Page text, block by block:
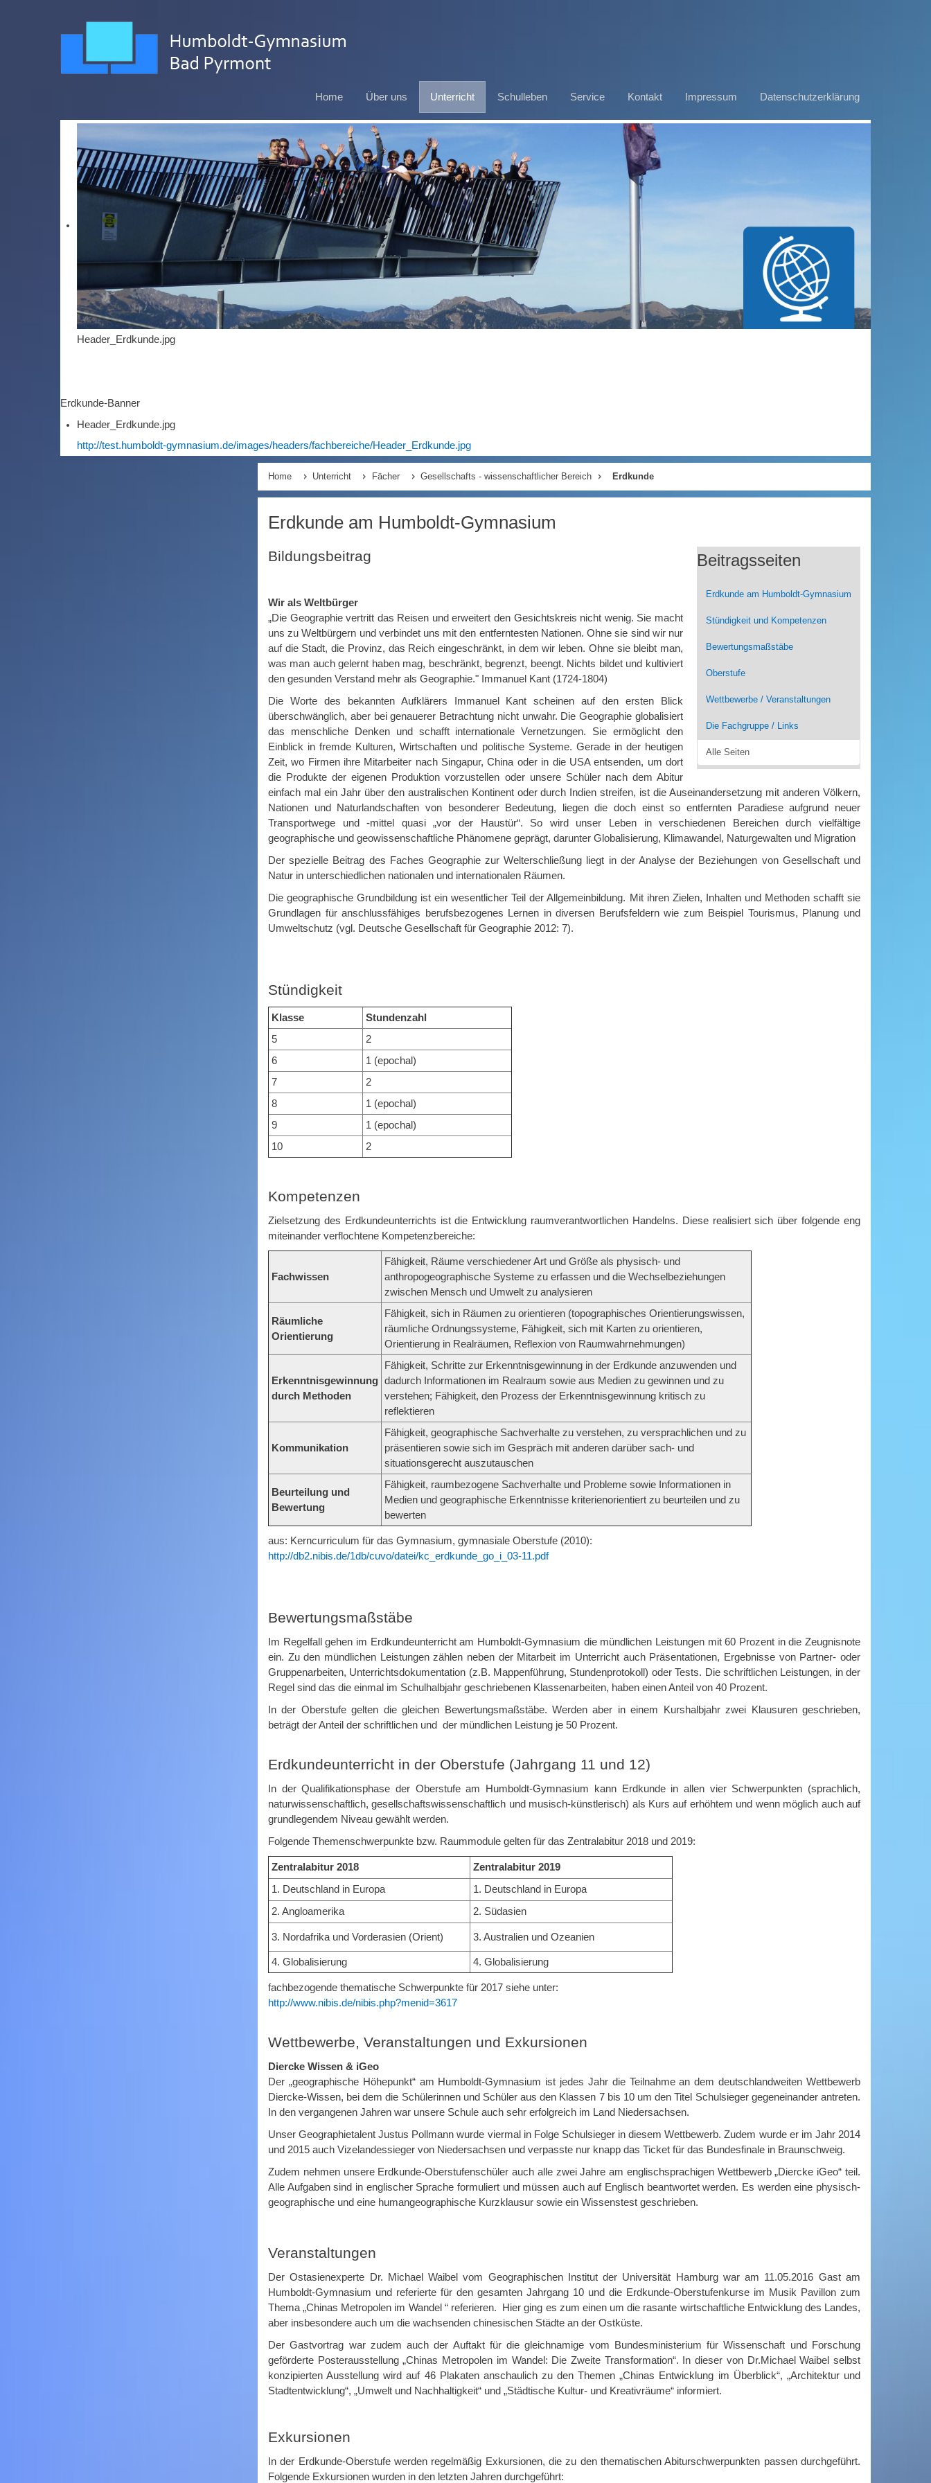
Home Über uns Unterricht Schulleben Service Kontakt Impressum Datenschutzerklärung
Header_Erdkunde.jpg
Erdkunde-Banner
Header_Erdkunde.jpg
http://test.humboldt-gymnasium.de/images/headers/fachbereiche/Header_Erdkunde.jpg
Home Unterricht Fächer Gesellschafts - wissenschaftlicher Bereich Erdkunde
Erdkunde am Humboldt-Gymnasium
Beitragsseiten
Erdkunde am Humboldt-Gymnasium
Stündigkeit und Kompetenzen
Bewertungsmaßstäbe
Oberstufe
Wettbewerbe / Veranstaltungen
Die Fachgruppe / Links
Alle Seiten
Bildungsbeitrag
Wir als Weltbürger
„Die Geographie vertritt das Reisen und erweitert den Gesichtskreis nicht wenig. Sie macht
uns zu Weltbürgern und verbindet uns mit den entferntesten Nationen. Ohne sie sind wir nur
auf die Stadt, die Provinz, das Reich eingeschränkt, in dem wir leben. Ohne sie bleibt man,
was man auch gelernt haben mag, beschränkt, begrenzt, beengt. Nichts bildet und kultiviert
den gesunden Verstand mehr als Geographie." Immanuel Kant (1724-1804)
Die Worte des bekannten Aufklärers Immanuel Kant scheinen auf den ersten Blick
überschwänglich, aber bei genauerer Betrachtung nicht unwahr. Die Geographie globalisiert
das menschliche Denken und schafft internationale Vernetzungen. Sie ermöglicht den
Einblick in fremde Kulturen, Wirtschaften und politische Systeme. Gerade in der heutigen
Zeit, wo Firmen ihre Mitarbeiter nach Singapur, China oder in die USA entsenden, um dort
die Produkte der eigenen Produktion vorzustellen oder unsere Schüler nach dem Abitur
einfach mal ein Jahr über den australischen Kontinent oder durch Indien streifen, ist die Auseinandersetzung mit anderen Völkern,
Nationen und Naturlandschaften von besonderer Bedeutung, liegen die doch einst so entfernten Paradiese aufgrund neuer
Transportwege und -mittel quasi „vor der Haustür“. So wird unser Leben in verschiedenen Bereichen durch vielfältige
geographische und geowissenschaftliche Phänomene geprägt, darunter Globalisierung, Klimawandel, Naturgewalten und Migration
Der spezielle Beitrag des Faches Geographie zur Welterschließung liegt in der Analyse der Beziehungen von Gesellschaft und
Natur in unterschiedlichen nationalen und internationalen Räumen.
Die geographische Grundbildung ist ein wesentlicher Teil der Allgemeinbildung. Mit ihren Zielen, Inhalten und Methoden schafft sie
Grundlagen für anschlussfähiges berufsbezogenes Lernen in diversen Berufsfeldern wie zum Beispiel Tourismus, Planung und
Umweltschutz (vgl. Deutsche Gesellschaft für Geographie 2012: 7).
Stündigkeit
Klasse
Stundenzahl
5
2
6
1 (epochal)
7
2
8
1 (epochal)
9
1 (epochal)
10
2
Kompetenzen
Zielsetzung des Erdkundeunterrichts ist die Entwicklung raumverantwortlichen Handelns. Diese realisiert sich über folgende eng
miteinander verflochtene Kompetenzbereiche:
Fachwissen
Fähigkeit, Räume verschiedener Art und Größe als physisch- und
anthropogeographische Systeme zu erfassen und die Wechselbeziehungen
zwischen Mensch und Umwelt zu analysieren
Räumliche
Orientierung
Fähigkeit, sich in Räumen zu orientieren (topographisches Orientierungswissen,
räumliche Ordnungssysteme, Fähigkeit, sich mit Karten zu orientieren,
Orientierung in Realräumen, Reflexion von Raumwahrnehmungen)
Erkenntnisgewinnung
durch Methoden
Fähigkeit, Schritte zur Erkenntnisgewinnung in der Erdkunde anzuwenden und
dadurch Informationen im Realraum sowie aus Medien zu gewinnen und zu
verstehen; Fähigkeit, den Prozess der Erkenntnisgewinnung kritisch zu
reflektieren
Kommunikation
Fähigkeit, geographische Sachverhalte zu verstehen, zu versprachlichen und zu
präsentieren sowie sich im Gespräch mit anderen darüber sach- und
situationsgerecht auszutauschen
Beurteilung und
Bewertung
Fähigkeit, raumbezogene Sachverhalte und Probleme sowie Informationen in
Medien und geographische Erkenntnisse kriterienorientiert zu beurteilen und zu
bewerten
aus: Kerncurriculum für das Gymnasium, gymnasiale Oberstufe (2010):
http://db2.nibis.de/1db/cuvo/datei/kc_erdkunde_go_i_03-11.pdf
Bewertungsmaßstäbe
Im Regelfall gehen im Erdkundeunterricht am Humboldt-Gymnasium die mündlichen Leistungen mit 60 Prozent in die Zeugnisnote
ein. Zu den mündlichen Leistungen zählen neben der Mitarbeit im Unterricht auch Präsentationen, Ergebnisse von Partner- oder
Gruppenarbeiten, Unterrichtsdokumentation (z.B. Mappenführung, Stundenprotokoll) oder Tests. Die schriftlichen Leistungen, in der
Regel sind das die einmal im Schulhalbjahr geschriebenen Klassenarbeiten, haben einen Anteil von 40 Prozent.
In der Oberstufe gelten die gleichen Bewertungsmaßstäbe. Werden aber in einem Kurshalbjahr zwei Klausuren geschrieben,
beträgt der Anteil der schriftlichen und der mündlichen Leistung je 50 Prozent.
Erdkundeunterricht in der Oberstufe (Jahrgang 11 und 12)
In der Qualifikationsphase der Oberstufe am Humboldt-Gymnasium kann Erdkunde in allen vier Schwerpunkten (sprachlich,
naturwissenschaftlich, gesellschaftswissenschaftlich und musisch-künstlerisch) als Kurs auf erhöhtem und wenn möglich auch auf
grundlegendem Niveau gewählt werden.
Folgende Themenschwerpunkte bzw. Raummodule gelten für das Zentralabitur 2018 und 2019:
Zentralabitur 2018
Zentralabitur 2019
1. Deutschland in Europa
1. Deutschland in Europa
2. Angloamerika
2. Südasien
3. Nordafrika und Vorderasien (Orient) 3. Australien und Ozeanien
4. Globalisierung 4. Globalisierung
fachbezogende thematische Schwerpunkte für 2017 siehe unter:
http://www.nibis.de/nibis.php?menid=3617
Wettbewerbe, Veranstaltungen und Exkursionen
Diercke Wissen & iGeo
Der „geographische Höhepunkt“ am Humboldt-Gymnasium ist jedes Jahr die Teilnahme an dem deutschlandweiten Wettbewerb
Diercke-Wissen, bei dem die Schülerinnen und Schüler aus den Klassen 7 bis 10 um den Titel Schulsieger gegeneinander antreten.
In den vergangenen Jahren war unsere Schule auch sehr erfolgreich im Land Niedersachsen.
Unser Geographietalent Justus Pollmann wurde viermal in Folge Schulsieger in diesem Wettbewerb. Zudem wurde er im Jahr 2014
und 2015 auch Vizelandessieger von Niedersachsen und verpasste nur knapp das Ticket für das Bundesfinale in Braunschweig.
Zudem nehmen unsere Erdkunde-Oberstufenschüler auch alle zwei Jahre am englischsprachigen Wettbewerb „Diercke iGeo“ teil.
Alle Aufgaben sind in englischer Sprache formuliert und müssen auch auf Englisch beantwortet werden. Es werden eine physisch-
geographische und eine humangeographische Kurzklausur sowie ein Wissenstest geschrieben.
Veranstaltungen
Der Ostasienexperte Dr. Michael Waibel vom Geographischen Institut der Universität Hamburg war am 11.05.2016 Gast am
Humboldt-Gymnasium und referierte für den gesamten Jahrgang 10 und die Erdkunde-Oberstufenkurse im Musik Pavillon zum
Thema „Chinas Metropolen im Wandel “ referieren. Hier ging es zum einen um die rasante wirtschaftliche Entwicklung des Landes,
aber insbesondere auch um die wachsenden chinesischen Städte an der Ostküste.
Der Gastvortrag war zudem auch der Auftakt für die gleichnamige vom Bundesministerium für Wissenschaft und Forschung
geförderte Posterausstellung „Chinas Metropolen im Wandel: Die Zweite Transformation“. In dieser von Dr.Michael Waibel selbst
konzipierten Ausstellung wird auf 46 Plakaten anschaulich zu den Themen „Chinas Entwicklung im Überblick“, „Architektur und
Stadtentwicklung“, „Umwelt und Nachhaltigkeit“ und „Städtische Kultur- und Kreativräume“ informiert.
Exkursionen
In der Erdkunde-Oberstufe werden regelmäßig Exkursionen, die zu den thematischen Abiturschwerpunkten passen durchgeführt.
Folgende Exkursionen wurden in den letzten Jahren durchgeführt: